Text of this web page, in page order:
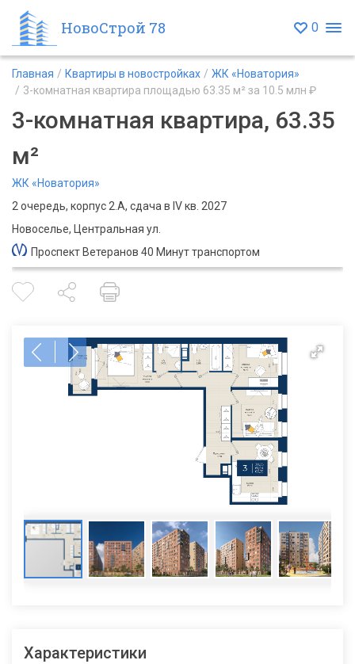
НовоСтрой 78 0
Главная Квартиры в новостройках
ЖК «Новатория»
3-комнатная квартира площадью 63.35 м² за 10.5 млн ₽
3-комнатная квартира, 63.35
м²
ЖК «Новатория»
2 очередь, корпус 2.А, сдача в IV кв. 2027
Новоселье, Центральная ул.
Проспект Ветеранов 40 Минут транспортом
Характеристики